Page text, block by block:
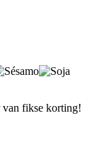
fikse korting!